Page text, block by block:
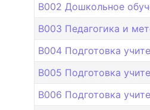
B002 Дошкольное
B003 Педагогика и
B004 Подготовка
B005 Подготовка
B006 Подготовка